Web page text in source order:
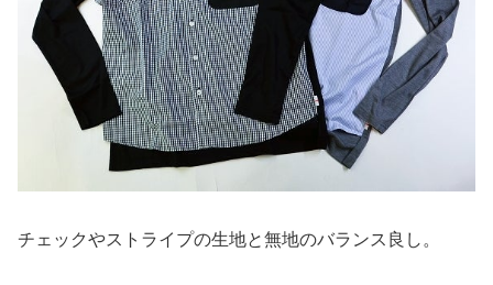
チェックやストライプの生地と無地のバランス良し。